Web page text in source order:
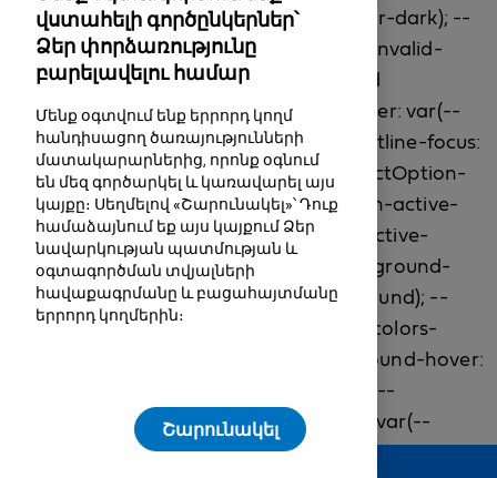
վստահելի գործընկերներ՝
Ձեր փորձառությունը
բարելավելու համար
Մենք օգտվում ենք երրորդ կողմ
հանդիսացող ծառայությունների
մատակարարներից, որոնք օգնում
են մեզ գործարկել և կառավարել այս
կայքը։ Սեղմելով «Շարունակել»՝ Դուք
համաձայնում եք այս կայքում Ձեր
նավարկության պատմության և
օգտագործման տվյալների
հավաքագրմանը և բացահայտմանը
երրորդ կողմերին։
Շարունակել